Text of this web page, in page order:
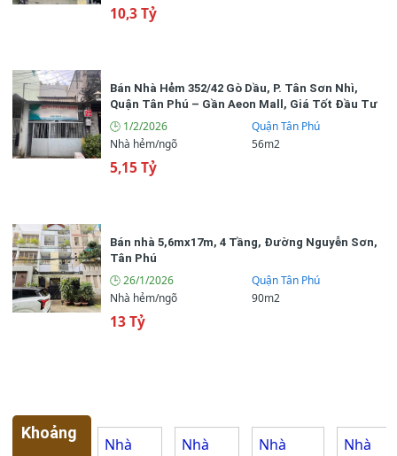
090851****
10,3 Tỷ
Bán Nhà Hẻm 352/42 Gò Dầu, P. Tân Sơn Nhì,
Quận Tân Phú – Gần Aeon Mall, Giá Tốt Đầu Tư
🕒 1/2/2026
Quận Tân Phú
Nhà hẻm/ngõ
56m2
5,15 Tỷ
Bán nhà 5,6mx17m, 4 Tầng, Đường Nguyễn Sơn,
Tân Phú
🕒 26/1/2026
Quận Tân Phú
Nhà hẻm/ngõ
90m2
13 Tỷ
Khoảng
Nhà
Nhà
Nhà
Nhà